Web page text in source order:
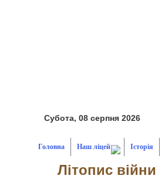
Субота, 08 серпня 2026
Головна Наш ліцей Історія
Літопис війни